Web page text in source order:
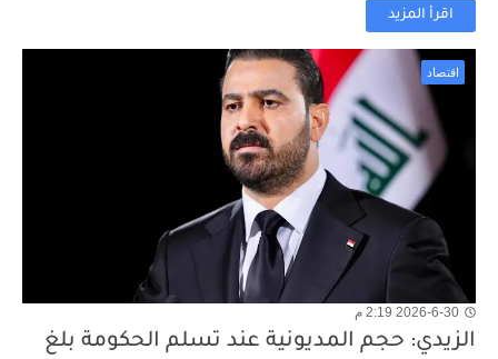
اقرأ المزيد
اقتصاد
2026-6-30 2:19 م
الزيدي: حجم المديونية عند تسلم الحكومة بلغ